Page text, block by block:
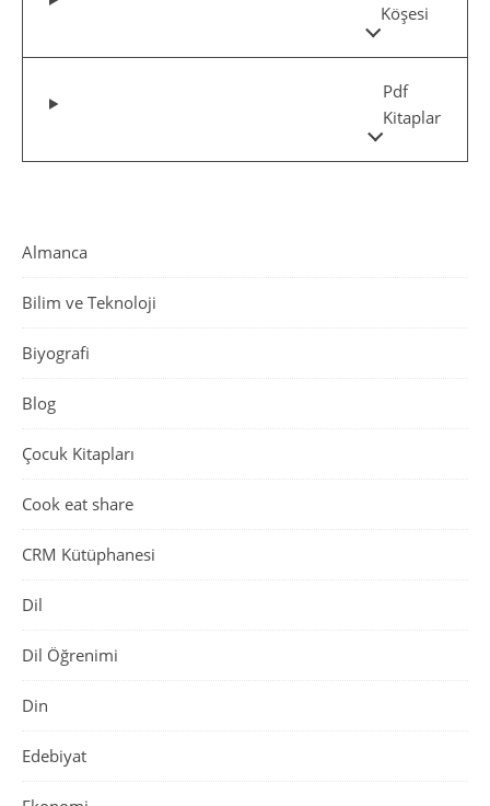
Köşesi
Pdf
Kitaplar
Almanca
Bilim ve Teknoloji
Biyografi
Blog
Çocuk Kitapları
Cook eat share
CRM Kütüphanesi
Dil
Dil Öğrenimi
Din
Edebiyat